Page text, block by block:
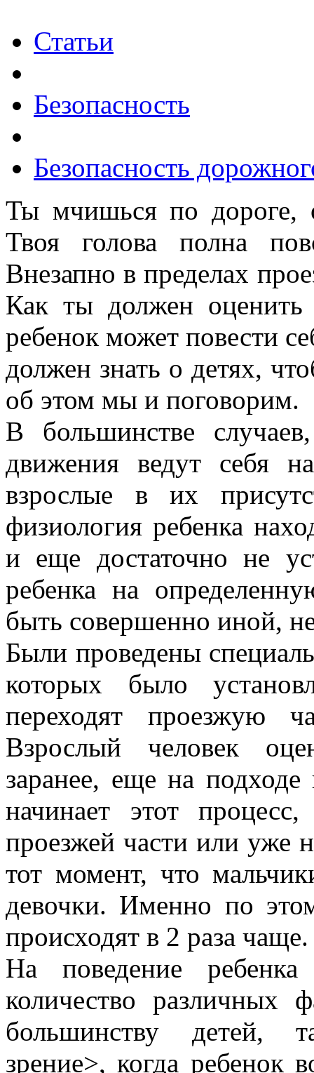
Статьи
Безопасность
Безопасность
Ты мчишься по дороге,
Твоя голова полна
Внезапно в пределах
Как ты должен
ребенок может повести
должен знать о детях,
об этом мы и поговорим.
В большинстве
движения ведут себя
взрослые в их
физиология ребенка
и еще достаточно не
ребенка на
быть совершенно иной,
Были проведены
которых было
переходят проезжую
Взрослый человек
заранее, еще на
начинает этот
проезжей части или уже
тот момент, что
девочки. Именно по
происходят в 2 раза чаще.
На поведение ребенка
количество различных
большинству детей,
зрение>, когда ребенок